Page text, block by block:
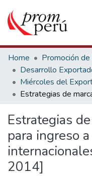
Communities &
All of DSpace
Statistics
Estadísticas Externas
Home
Desarrollo
Miércoles del
Estrategias
para ingreso
2014]